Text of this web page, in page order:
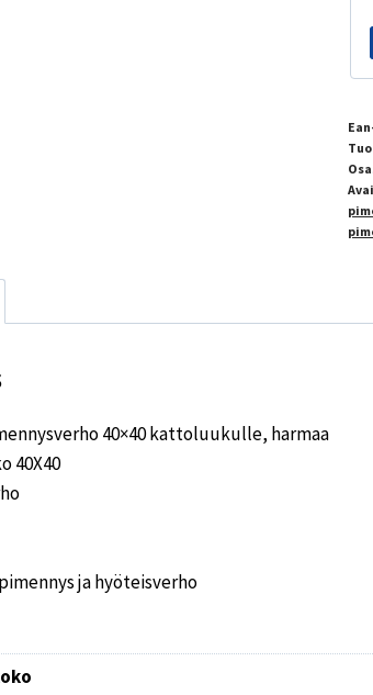
40×40 kattoluukulle, harmaa
40X40
ja hyöteisverho